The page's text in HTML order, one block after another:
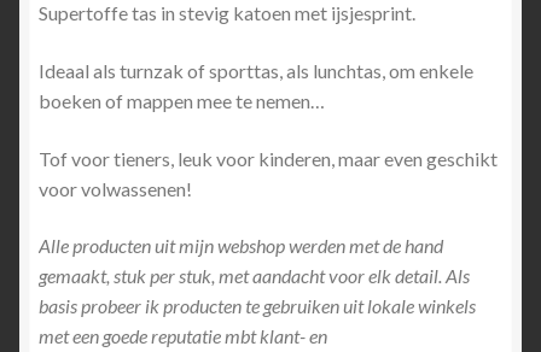
Supertoffe tas in stevig katoen met ijsjesprint.
Ideaal als turnzak of sporttas, als lunchtas, om enkele
boeken of mappen mee te nemen…
Tof voor tieners, leuk voor kinderen, maar even geschikt
voor volwassenen!
Alle producten uit mijn webshop werden met de hand
gemaakt, stuk per stuk, met aandacht voor elk detail. Als
basis probeer ik producten te gebruiken uit lokale winkels
met een goede reputatie mbt klant- en